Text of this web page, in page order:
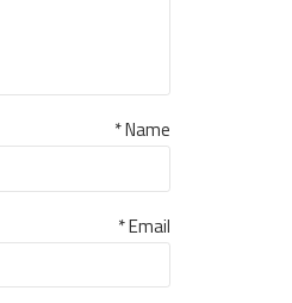
Name *
Email *